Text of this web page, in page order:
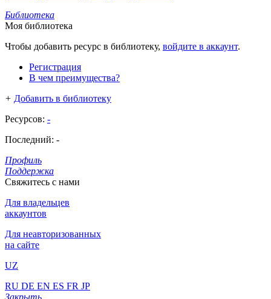
Библиотека
Моя библиотека
Чтобы добавить ресурс в библиотеку, войдите в аккаунт.
Регистрация
В чем преимущества?
+ Добавить в библиотеку
Ресурсов: -
Последний: -
Профиль
Поддержка
Свяжитесь с нами
Для владельцев
аккаунтов
Для неавторизованных
на сайте
UZ
RU DE EN ES FR JP
Закрыть